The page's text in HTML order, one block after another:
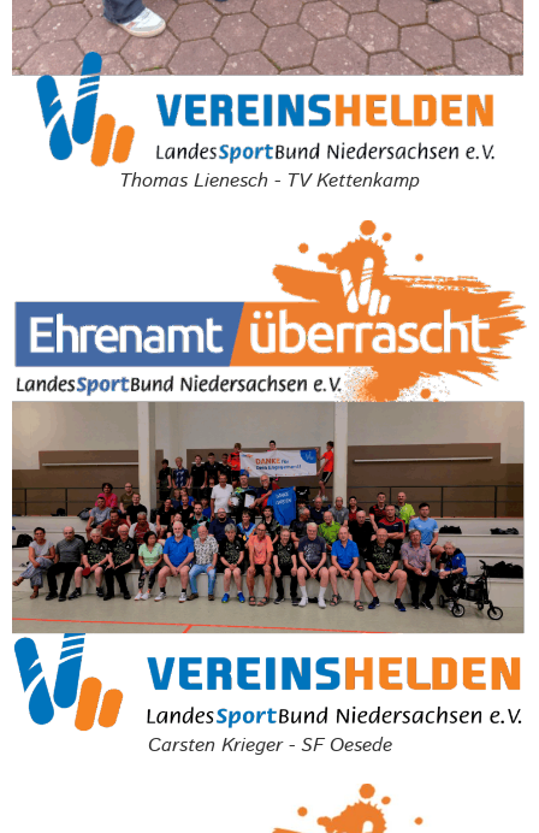
Thomas Lienesch - TV Kettenkamp
Carsten Krieger - SF Oesede